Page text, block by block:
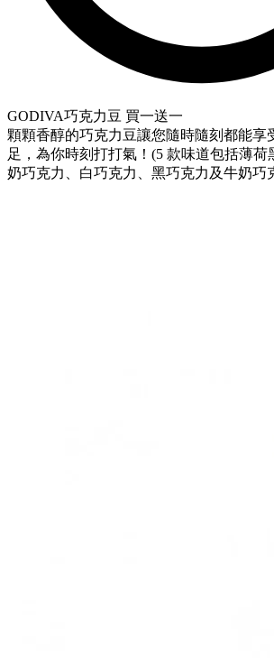
GODIVA巧克力豆 買一送一
顆顆香醇的巧克力豆讓您隨時隨刻都能享
足，為你時刻打打氣！(5 款味道包括薄荷
奶巧克力、白巧克力、黑巧克力及牛奶巧